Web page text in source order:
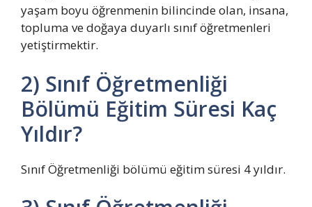
yaşam boyu öğrenmenin bilincinde olan, insana,
topluma ve doğaya duyarlı sınıf öğretmenleri
yetiştirmektir.
2) Sınıf Öğretmenliği
Bölümü Eğitim Süresi Kaç
Yıldır?
Sınıf Öğretmenliği bölümü eğitim süresi 4 yıldır.